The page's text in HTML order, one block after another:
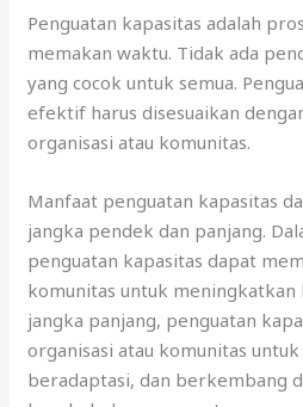
Penguatan kapasitas adalah
memakan waktu. Tidak ada
yang cocok untuk semua.
efektif harus disesuaikan
organisasi atau komunitas.
Manfaat penguatan kapasitas
jangka pendek dan panjang.
penguatan kapasitas dapat
komunitas untuk meningkatkan
jangka panjang, penguatan
organisasi atau komunitas
beradaptasi, dan berkembang